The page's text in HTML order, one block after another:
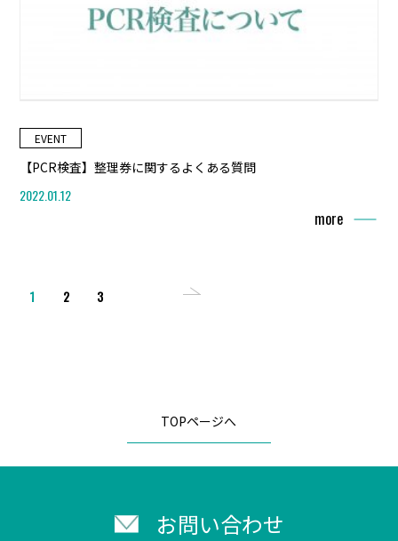
EVENT
【PCR検査】整理券に関するよくある質問
2022.01.12
more
1 2 3 >
TOPページへ
お問い合わせ